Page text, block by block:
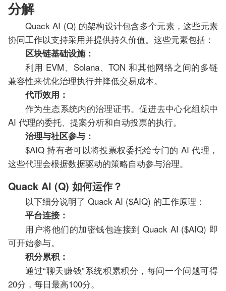
分解
Quack AI (Q) 的架构设计包含多个元素，这些元素
协同工作以支持采用并提供持久价值。这些元素包括：
区块链基础设施：
利用 EVM、Solana、TON 和其他网络之间的多链
兼容性来优化治理执行并降低交易成本。
代币效用：
作为生态系统内的治理证书。促进去中心化组织中
AI 代理的委托、提案分析和自动投票的执行。
治理与社区参与：
$AIQ 持有者可以将投票权委托给专门的 AI 代理，
这些代理会根据数据驱动的策略自动参与治理。
Quack AI (Q) 如何运作？
以下细分说明了 Quack AI ($AIQ) 的工作原理：
平台连接：
用户将他们的加密钱包连接到 Quack AI ($AIQ) 即
可开始参与。
积分累积：
通过“聊天赚钱”系统积累积分，每问一个问题可得
20分，每日最高100分。